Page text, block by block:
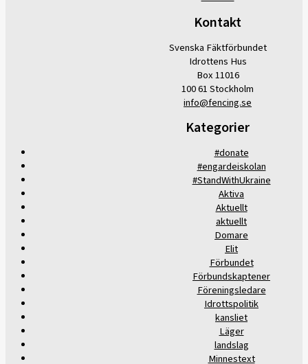
Kontakt
Svenska Fäktförbundet
Idrottens Hus
Box 11016
100 61 Stockholm
info@fencing.se
Kategorier
#donate
#engardeiskolan
#StandWithUkraine
Aktiva
Aktuellt
aktuellt
Domare
Elit
Förbundet
Förbundskaptener
Föreningsledare
Idrottspolitik
kansliet
Läger
landslag
Minnestext